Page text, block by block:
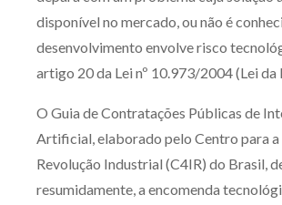
disponível no mercado, ou não é
desenvolvimento envolve risco
artigo 20 da Lei nº 10.973/2004 (Lei da
O Guia de Contratações Públicas de
Artificial, elaborado pelo Centro para
Revolução Industrial (C4IR) do Brasil,
resumidamente, a encomenda